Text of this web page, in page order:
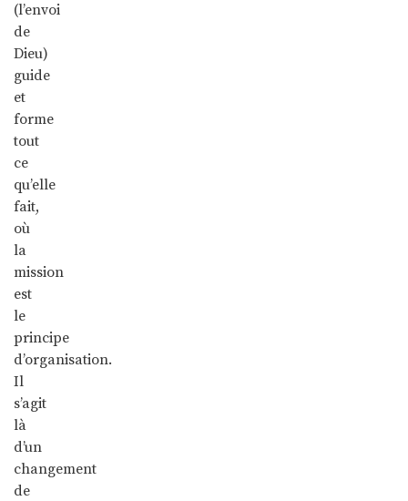
(l’envoi
de
Dieu)
guide
et
forme
tout
ce
qu’elle
fait,
où
la
mission
est
le
principe
d’organisation.
Il
s’agit
là
d’un
changement
de